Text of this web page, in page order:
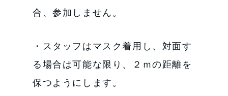
合、参加しません。
・スタッフはマスク着用し、対面す
る場合は可能な限り、２ｍの距離を
保つようにします。